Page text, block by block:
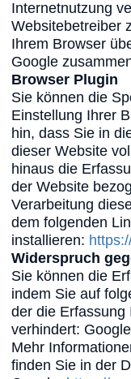
Internetnutzung
Websitebetreiber
Ihrem Browser
Google
Browser Plugin
Sie können die
Einstellung Ihrer
hin, dass Sie in
dieser Website
hinaus die
der Website
Verarbeitung
dem folgenden
installieren:
Widerspruch
Sie können die
indem Sie auf
der die Erfassung
verhindert:
Mehr
finden Sie in der